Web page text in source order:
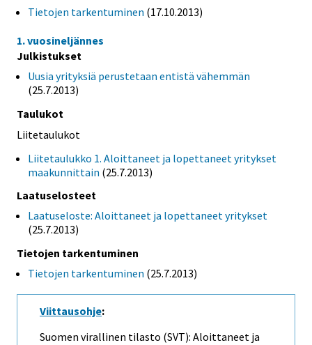
Tietojen tarkentuminen (17.10.2013)
1. vuosineljännes
Julkistukset
Uusia yrityksiä perustetaan entistä vähemmän
(25.7.2013)
Taulukot
Liitetaulukot
Liitetaulukko 1. Aloittaneet ja lopettaneet yritykset
maakunnittain (25.7.2013)
Laatuselosteet
Laatuseloste: Aloittaneet ja lopettaneet yritykset
(25.7.2013)
Tietojen tarkentuminen
Tietojen tarkentuminen (25.7.2013)
Viittausohje:
Suomen virallinen tilasto (SVT): Aloittaneet ja